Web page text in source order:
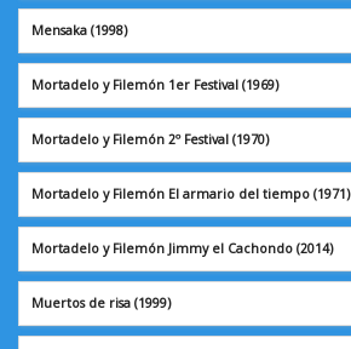
Mensaka (1998)
Mortadelo y Filemón 1er Festival (1969)
Mortadelo y Filemón 2º Festival (1970)
Mortadelo y Filemón El armario del tiempo (1971)
Mortadelo y Filemón Jimmy el Cachondo (2014)
Muertos de risa (1999)